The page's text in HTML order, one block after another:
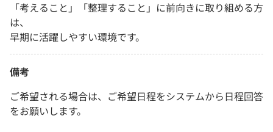
「考えること」「整理すること」に前向きに取り組める方
は、
早期に活躍しやすい環境です。
備考
ご希望される場合は、ご希望日程をシステムから日程回答
をお願いします。